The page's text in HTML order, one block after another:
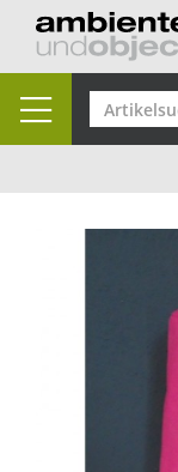
Toggle